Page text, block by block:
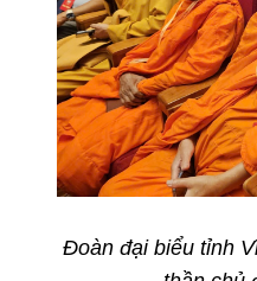
Đoàn đại biểu tỉnh